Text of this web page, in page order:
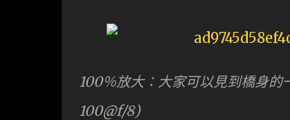
100％放大：大家可以見到橋身
100@f/8)